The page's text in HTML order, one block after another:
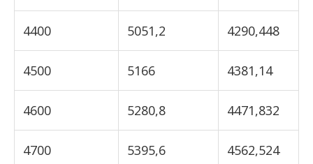
4400 5051,2 4290,448
4500 5166 4381,14
4600 5280,8 4471,832
4700 5395,6 4562,524